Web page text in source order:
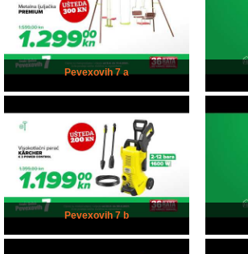
Pevexovih 7 a
Pevexovih 7 b